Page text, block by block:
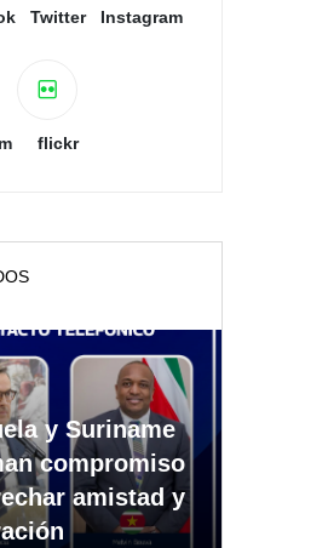
Twitter Instagram
flickr
y Suriname
compromiso
amistad y